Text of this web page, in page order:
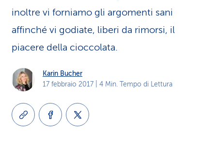
e
r
v
z
inoltre vi forniamo gli argomenti sani
affinché vi godiate, liberi da rimorsi, il
piacere della cioccolata.
Karin Bucher
17 febbraio 2017 | 4 Min. Tempo di Lettura